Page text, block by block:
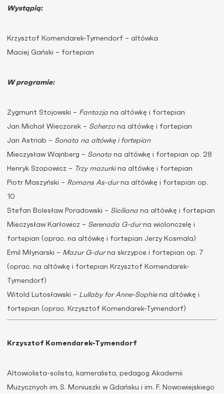
Wystąpią:
Krzysztof Komendarek-Tymendorf – altówka
Maciej Gański – fortepian
W programie:
Zygmunt Stojowski – Fantazja na altówkę i fortepian
Jan Michał Wieczorek – Scherzona altówkę i fortepian
Jan Astriab – Sonata na altówkę i fortepian
Mieczysław Wajnberg – Sonata na altówkę i fortepian op. 28
Henryk Szopowicz – Trzy mazurkina altówkę i fortepian
Piotr Maszyński – Romans As-durna altówkę i fortepian op.
10
Stefan Bolesław Poradowski – Siciliana na altówkę i fortepian
Mieczysław Karłowicz – Serenada G-durna wiolonczelę i
fortepian (oprac. na altówkę i fortepian Jerzy Kosmala)
Emil Młynarski – Mazur G-durna skrzypce i fortepian op. 7
(oprac. na altówkę i fortepian Krzysztof Komendarek-
Tymendorf)
Witold Lutosławski – Lullaby for Anne-Sophiena altówkę i
fortepian (oprac. Krzysztof Komendarek-Tymendorf)
Krzysztof Komendarek-Tymendorf
Altowiolista-solista, kameralista, pedagog Akademii
Muzycznych im. S. Moniuszki w Gdańsku i im. F. Nowowiejskiego